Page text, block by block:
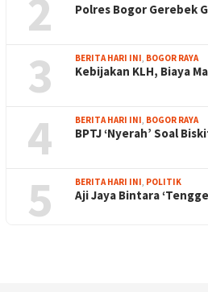
2 Polres Bogor Gerebek
3 BERITA HARI INI, BOGOR RAYA
Kebijakan KLH, Biaya
4 BERITA HARI INI, BOGOR RAYA
BPTJ ‘Nyerah’ Soal
5 BERITA HARI INI, POLITIK
Aji Jaya Bintara